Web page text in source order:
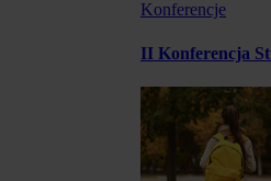
Konferencje
II Konferencja